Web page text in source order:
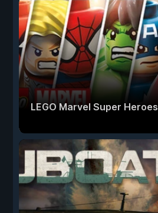
LEGO Marvel Super Heroes